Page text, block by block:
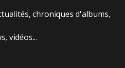
chroniques d'albums,
vidéos...